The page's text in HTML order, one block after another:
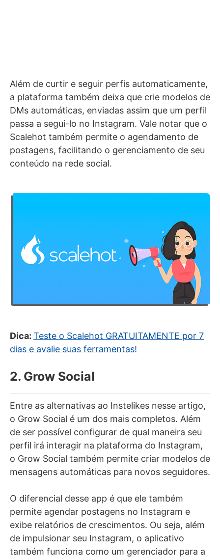
Além de curtir e seguir perfis automaticamente,
a plataforma também deixa que crie modelos de
DMs automáticas, enviadas assim que um perfil
passa a segui-lo no Instagram. Vale notar que o
Scalehot também permite o agendamento de
postagens, facilitando o gerenciamento de seu
conteúdo na rede social.
Dica: Teste o Scalehot GRATUITAMENTE por 7
dias e avalie suas ferramentas!
2. Grow Social
Entre as alternativas ao Instelikes nesse artigo,
o Grow Social é um dos mais completos. Além
de ser possível configurar de qual maneira seu
perfil irá interagir na plataforma do Instagram,
o Grow Social também permite criar modelos de
mensagens automáticas para novos seguidores.
O diferencial desse app é que ele também
permite agendar postagens no Instagram e
exibe relatórios de crescimentos. Ou seja, além
de impulsionar seu Instagram, o aplicativo
também funciona como um gerenciador para a